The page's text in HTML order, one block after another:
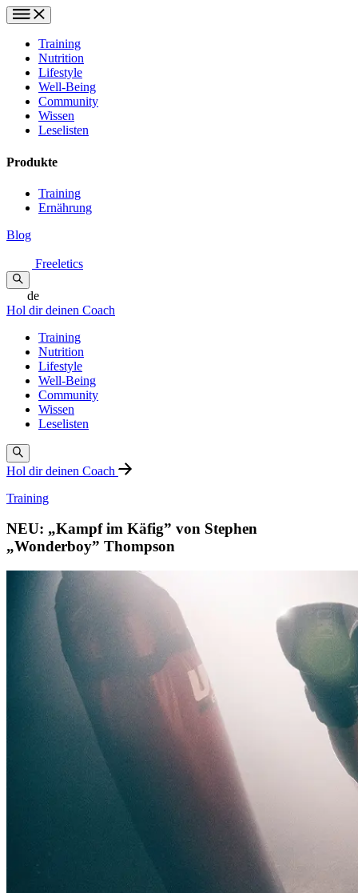
Training
Nutrition
Lifestyle
Well-Being
Community
Wissen
Leselisten
Produkte
Training
Ernährung
Blog
Freeletics
de
Hol dir deinen Coach
Training
Nutrition
Lifestyle
Well-Being
Community
Wissen
Leselisten
Hol dir deinen Coach
Training
NEU: „Kampf im Käfig” von Stephen
„Wonderboy” Thompson